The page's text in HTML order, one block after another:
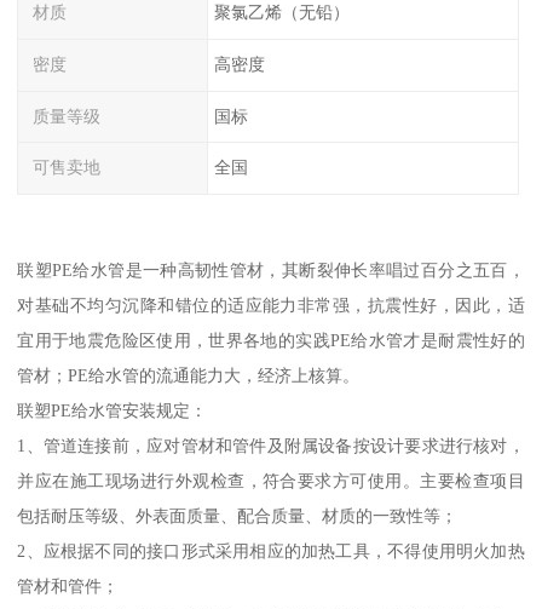
材质 聚氯乙烯（无铅）
密度 高密度
质量等级 国标
可售卖地 全国
联塑PE给水管是一种高韧性管材，其断裂伸长率唱过百分之五百，
对基础不均匀沉降和错位的适应能力非常强，抗震性好，因此，适
宜用于地震危险区使用，世界各地的实践PE给水管才是耐震性好的
管材；PE给水管的流通能力大，经济上核算。
联塑PE给水管安装规定：
1、管道连接前，应对管材和管件及附属设备按设计要求进行核对，
并应在施工现场进行外观检查，符合要求方可使用。主要检查项目
包括耐压等级、外表面质量、配合质量、材质的一致性等；
2、应根据不同的接口形式采用相应的加热工具，不得使用明火加热
管材和管件；